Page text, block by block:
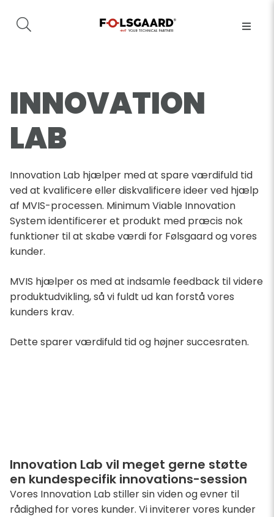
INNOVATION
LAB
Innovation Lab hjælper med at spare værdifuld tid
ved at kvalificere eller diskvalificere ideer ved hjælp
af MVIS-processen. Minimum Viable Innovation
System identificerer et produkt med præcis nok
funktioner til at skabe værdi for Følsgaard og vores
kunder.
MVIS hjælper os med at indsamle feedback til videre
produktudvikling, så vi fuldt ud kan forstå vores
kunders krav.
Dette sparer værdifuld tid og højner succesraten.
Innovation Lab vil meget gerne støtte
en kundespecifik innovations-session
Vores Innovation Lab stiller sin viden og evner til
rådighed for vores kunder. Vi inviterer vores kunder